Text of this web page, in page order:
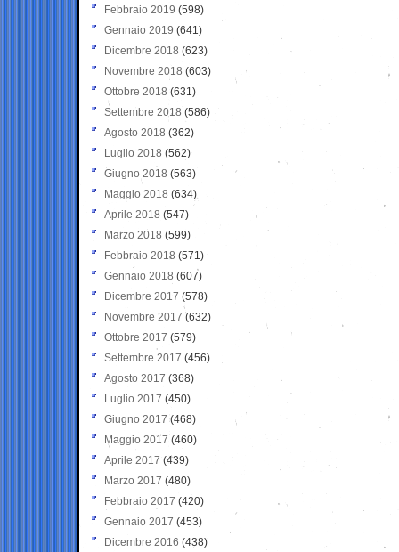
Febbraio 2019 (598)
Gennaio 2019 (641)
Dicembre 2018 (623)
Novembre 2018 (603)
Ottobre 2018 (631)
Settembre 2018 (586)
Agosto 2018 (362)
Luglio 2018 (562)
Giugno 2018 (563)
Maggio 2018 (634)
Aprile 2018 (547)
Marzo 2018 (599)
Febbraio 2018 (571)
Gennaio 2018 (607)
Dicembre 2017 (578)
Novembre 2017 (632)
Ottobre 2017 (579)
Settembre 2017 (456)
Agosto 2017 (368)
Luglio 2017 (450)
Giugno 2017 (468)
Maggio 2017 (460)
Aprile 2017 (439)
Marzo 2017 (480)
Febbraio 2017 (420)
Gennaio 2017 (453)
Dicembre 2016 (438)